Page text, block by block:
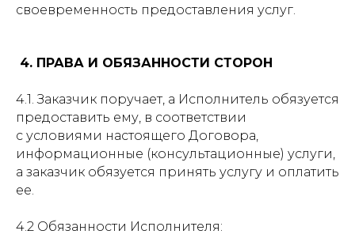
своевременность предоставления услуг.
4. ПРАВА И ОБЯЗАННОСТИ СТОРОН
4.1. Заказчик поручает, а Исполнитель обязуется
предоставить ему, в соответствии
с условиями настоящего Договора,
информационные (консультационные) услуги,
а заказчик обязуется принять услугу и оплатить
ее.
4.2 Обязанности Исполнителя: